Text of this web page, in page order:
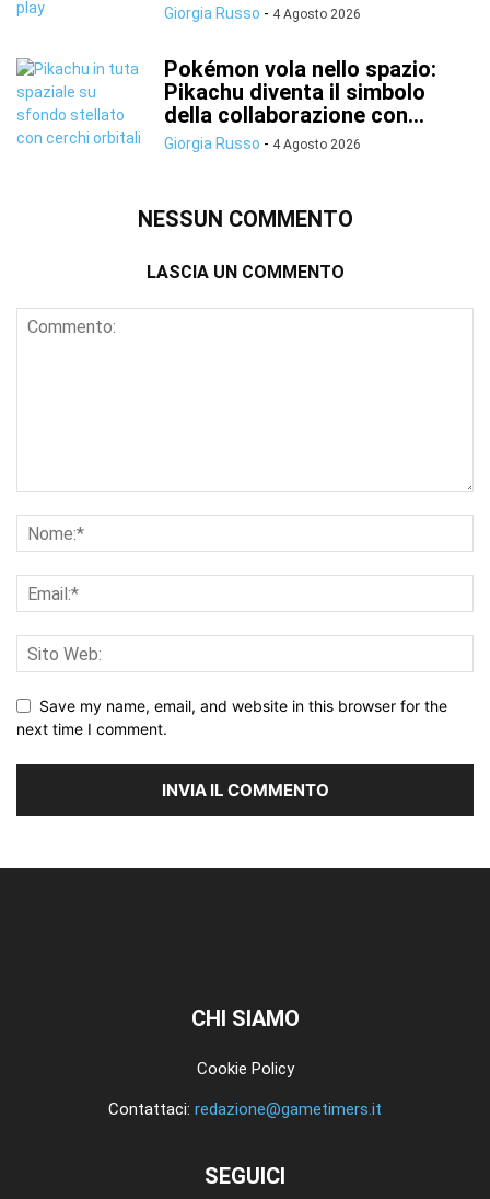
Giorgia Russo - 4 Agosto 2026
Pokémon vola nello spazio:
Pikachu diventa il simbolo
della collaborazione con...
Giorgia Russo - 4 Agosto 2026
NESSUN COMMENTO
LASCIA UN COMMENTO
Save my name, email, and website in this browser for the
next time I comment.
CHI SIAMO
Cookie Policy
Contattaci: redazione@gametimers.it
SEGUICI